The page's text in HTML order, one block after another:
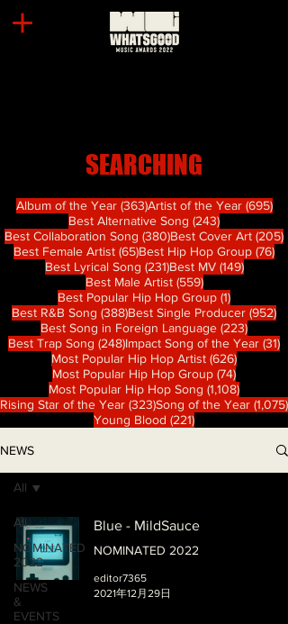
SEARCHING
Album of the Year (363)363 篇文章
Artist of the Year (695)
Best Alternative Song (243)243 篇文章
Best Collaboration Song (380)380 篇文章
Best Cover Art (205)
Best Female Artist (65)65 篇文章
Best Hip Hop Group (76)76
Best Lyrical Song (231)231 篇文章
Best MV (149)149 篇文
Best Male Artist (559)559 篇文章
Best Popular Hip Hop Group (1)1 篇文章
Best R&B Song (388)388 篇文章
Best Single Producer (952)
Best Song in Foreign Language (223)223 篇
Best Trap Song (248)248 篇文章
Impact Song of the Year (31)
Most Popular Hip Hop Artist (626)626 篇文
Most Popular Hip Hop Group (74)74 篇文章
Most Popular Hip Hop Song (1,108)1,108 篇
Rising Star of the Year (323)323 篇文章
Song of the Year (1,075)
Young Blood (221)221 篇文章
NEWS
All
NOMINATED
2022
NEWS
&
EVENTS
All
Blue - MildSauce
NOMINATED 2022
editor7365
2021年12月29日